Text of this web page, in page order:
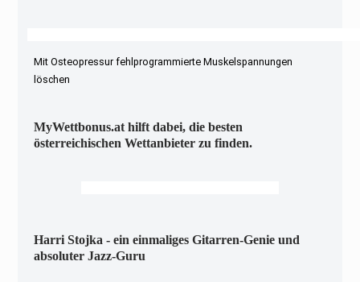
Mit Osteopressur fehlprogrammierte Muskelspannungen
löschen
MyWettbonus.at hilft dabei, die besten
österreichischen Wettanbieter zu finden.
Harri Stojka - ein einmaliges Gitarren-Genie und
absoluter Jazz-Guru